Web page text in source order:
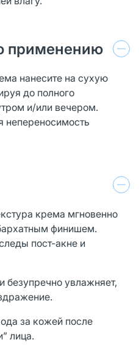
применению
нанесите на сухую
до полного
и/или вечером.
непереносимость
крема мгновенно
финишем.
пост-акне и
безупречно увлажняет,
за кожей после
лица.